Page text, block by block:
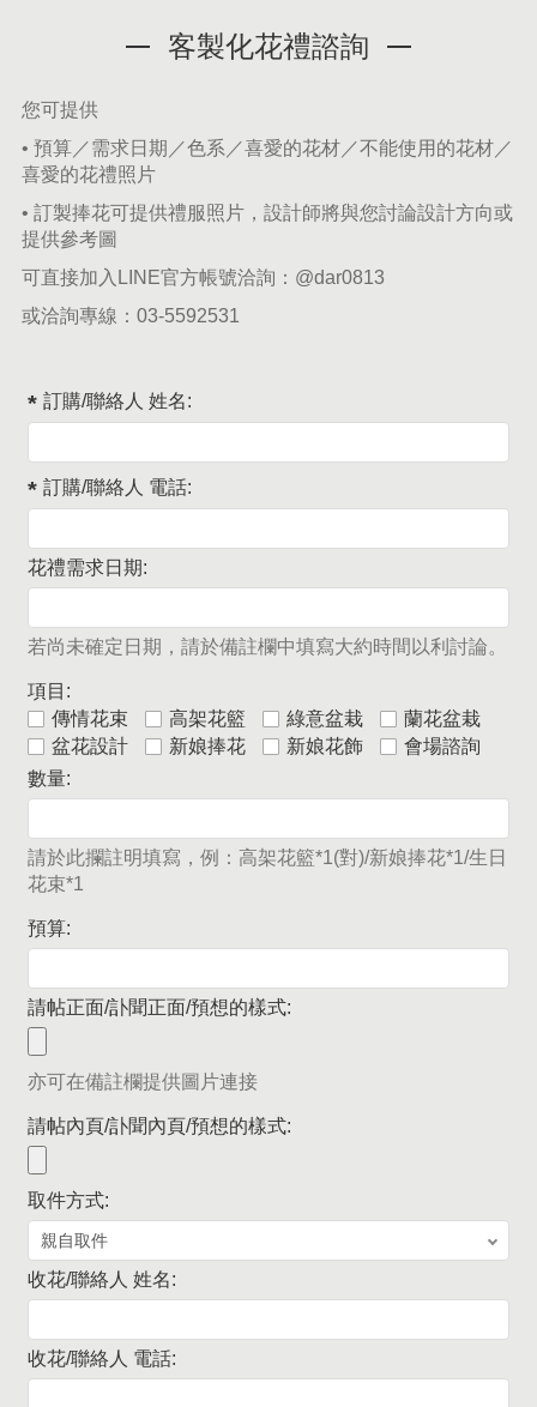
客製化花禮諮詢
您可提供
• 預算／需求日期／色系／喜愛的花材／不能使用的花材／
喜愛的花禮照片
• 訂製捧花可提供禮服照片，設計師將與您討論設計方向或
提供參考圖
可直接加入LINE官方帳號洽詢： @dar0813
或洽詢專線： 03-5592531
訂購/聯絡人 姓名:
訂購/聯絡人 電話:
花禮需求日期:
若尚未確定日期，請於備註欄中填寫大約時間以利討論。
項目:
傳情花束
高架花籃 綠意盆栽
蘭花盆栽
盆花設計
新娘捧花 新娘花飾
會場諮詢
數量:
請於此攔註明填寫，例：高架花籃*1(對)/新娘捧花*1/生日
花束*1
預算:
請帖正面/訃聞正面/預想的樣式:
亦可在備註欄提供圖片連接
請帖內頁/訃聞內頁/預想的樣式:
取件方式:
收花/聯絡人 姓名:
收花/聯絡人 電話: